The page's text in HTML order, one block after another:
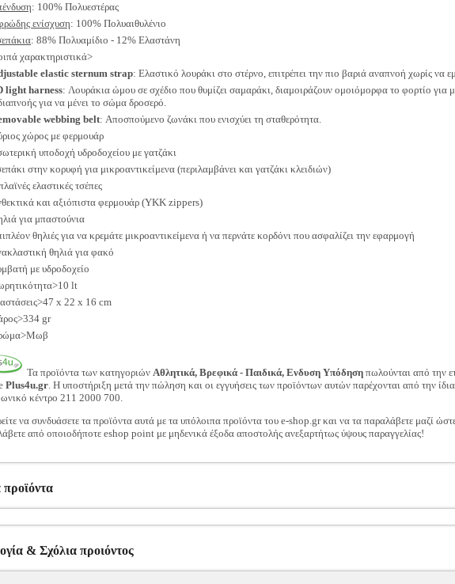
: 100% Πολυεστέρας
ενίσχυση: 100% Πολυαιθυλένιο
: 88% Πολυαμίδιο - 12% Ελαστάνη
χαρακτηριστικά>
elastic sternum strap: Ελαστικό λουράκι στο στέρνο, επιτρέπει την πιο βαριά αναπνοή χωρίς να
light harness: Λουράκια ώμου σε σχέδιο που θυμίζει σαμαράκι, διαμοιράζουν ομοιόμορφα το φορτίο
για να μένει το σώμα δροσερό.
webbing belt: Αποσπούμενο ζωνάκι που ενισχύει τη σταθερότητα.
χώρος με φερμουάρ
υποδοχή υδροδοχείου με γατζάκι
στην κορυφή για μικροαντικείμενα (περιλαμβάνει και γατζάκι κλειδιών)
ελαστικές τσέπες
και αξιόπιστα φερμουάρ (YKK zippers)
για μπαστούνια
θηλιές για να κρεμάτε μικροαντικείμενα ή να περνάτε κορδόνι που ασφαλίζει την εφαρμογή
θηλιά για φακό
με υδροδοχείο
lt
x 22 x 16 cm
gr
Τα προϊόντα των κατηγοριών Αθλητικά, Βρεφικά - Παιδικά, Ενδυση Υπόδηση πωλούνται από την
Plus4u.gr. Η υποστήριξη μετά την πώληση και οι εγγυήσεις των προϊόντων αυτών παρέχονται από την
κέντρο 211 2000 700.
να συνδυάσετε τα προϊόντα αυτά με τα υπόλοιπα προϊόντα του e-shop.gr και να τα παραλάβετε μαζί
από οποιοδήποτε eshop point με μηδενικά έξοδα αποστολής ανεξαρτήτως ύψους παραγγελίας!
προϊόντα
& Σχόλια προιόντος